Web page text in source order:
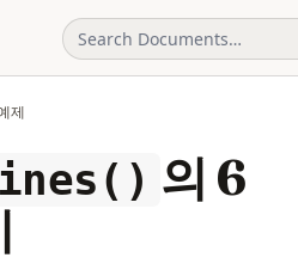
제
의 6